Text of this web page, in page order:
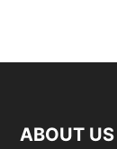
ABOUT US